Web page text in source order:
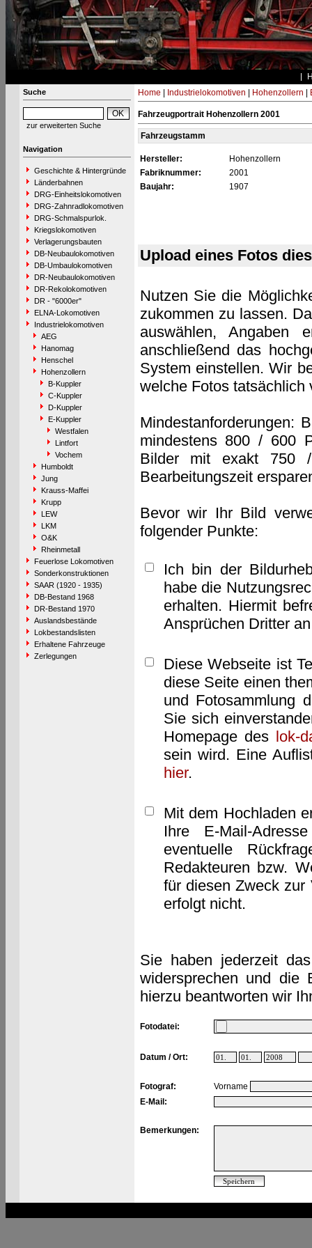
Suche
zur erweiterten Suche
Navigation
Geschichte & Hintergründe
Länderbahnen
DRG-Einheitslokomotiven
DRG-Zahnradlokomotiven
DRG-Schmalspurlok.
Kriegslokomotiven
Verlagerungsbauten
DB-Neubaulokomotiven
DB-Umbaulokomotiven
DR-Neubaulokomotiven
DR-Rekolokomotiven
DR - "6000er"
ELNA-Lokomotiven
Industrielokomotiven
AEG
Hanomag
Henschel
Hohenzollern
B-Kuppler
C-Kuppler
D-Kuppler
E-Kuppler
Westfalen
Lintfort
Vochem
Humboldt
Jung
Krauss-Maffei
Krupp
LEW
LKM
O&K
Rheinmetall
Feuerlose Lokomotiven
Sonderkonstruktionen
SAAR (1920 - 1935)
DB-Bestand 1968
DR-Bestand 1970
Auslandsbestände
Lokbestandslisten
Erhaltene Fahrzeuge
Zerlegungen
Home Industrielokomotiven Hohenzollern
Fahrzeugportrait Hohenzollern 2001
Fahrzeugstamm
Hersteller:
Hohenzollern
Fabriknummer:
2001
Baujahr:
1907
Upload eines Fotos
Nutzen Sie die
zukommen zu lassen.
auswählen, Angaben
anschließend das
System einstellen. Wir
welche Fotos tatsächlich
Mindestanforderungen:
mindestens 800 / 600
Bilder mit exakt 750
Bearbeitungszeit
Bevor wir Ihr Bild
folgender Punkte:
Ich bin der
habe die
erhalten. Hiermit
Ansprüchen Dritter
Diese Webseite ist
diese Seite einen
und Fotosammlung
Sie sich
Homepage des lok-
sein wird. Eine
hier.
Mit dem Hochladen
Ihre E-Mail-
eventuelle
Redakteuren bzw.
für diesen Zweck zur
erfolgt nicht.
Sie haben jederzeit
widersprechen und die
hierzu beantworten wir
Fotodatei:
Datum / Ort:
Fotograf:
Vorname
E-Mail:
Bemerkungen: